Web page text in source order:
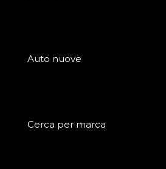
Auto nuove
Cerca per marca